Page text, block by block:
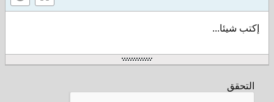
إكتب شيئا...
التحقق